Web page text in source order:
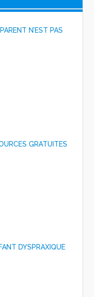
N’EST PAS
GRATUITES
DYSPRAXIQUE